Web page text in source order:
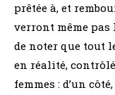
prêtée à, et
verront même pas
de noter que tout
en réalité, contrôlé
femmes : d’un